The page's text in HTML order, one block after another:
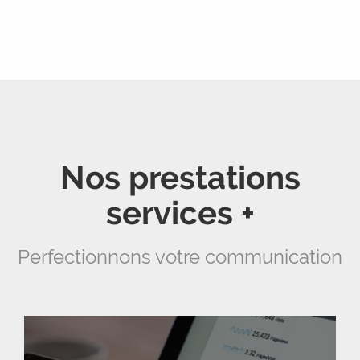
Nos prestations
services +
Perfectionnons votre communication